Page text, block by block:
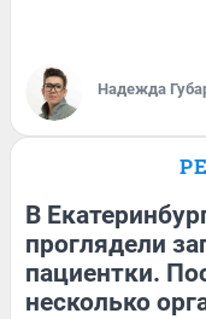
Надежда
В
проглядели
пациентки.
несколько